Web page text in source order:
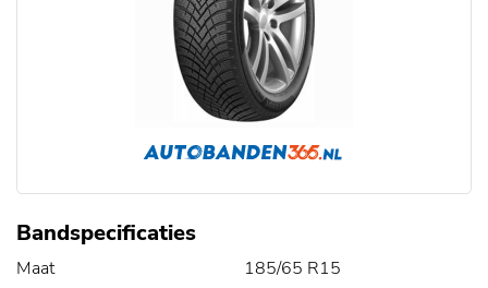
Bandspecificaties
Maat
185/65 R15